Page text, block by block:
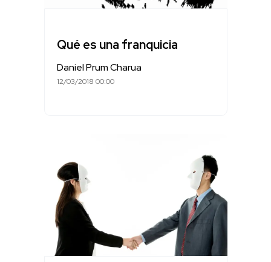
Qué es una franquicia
Daniel Prum Charua
12/03/2018 00:00